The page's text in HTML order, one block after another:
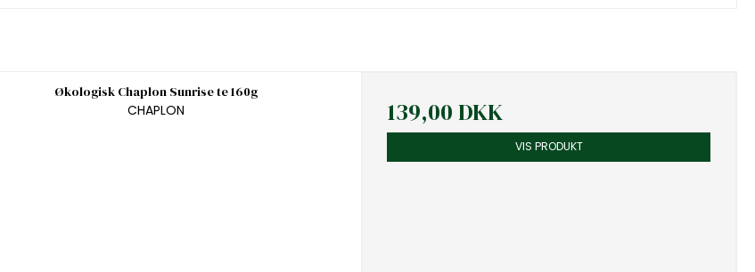
Økologisk Chaplon Sunrise te 160g
CHAPLON
139,00 DKK
VIS PRODUKT